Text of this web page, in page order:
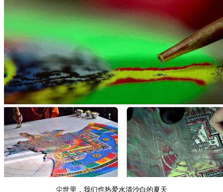
尘世里，我们也热爱水清沙白的夏天